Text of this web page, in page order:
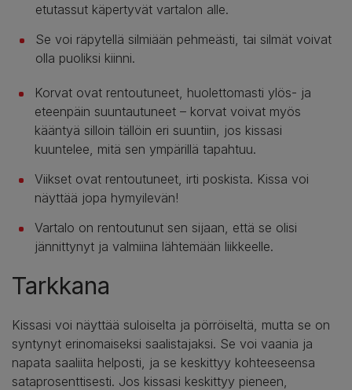
etutassut käpertyvät vartalon alle.
Se voi räpytellä silmiään pehmeästi, tai silmät voivat
olla puoliksi kiinni.
Korvat ovat rentoutuneet, huolettomasti ylös- ja
eteenpäin suuntautuneet – korvat voivat myös
kääntyä silloin tällöin eri suuntiin, jos kissasi
kuuntelee, mitä sen ympärillä tapahtuu.
Viikset ovat rentoutuneet, irti poskista. Kissa voi
näyttää jopa hymyilevän!
Vartalo on rentoutunut sen sijaan, että se olisi
jännittynyt ja valmiina lähtemään liikkeelle.
Tarkkana
Kissasi voi näyttää suloiselta ja pörröiseltä, mutta se on
syntynyt erinomaiseksi saalistajaksi. Se voi vaania ja
napata saaliita helposti, ja se keskittyy kohteeseensa
sataprosenttisesti. Jos kissasi keskittyy pieneen,